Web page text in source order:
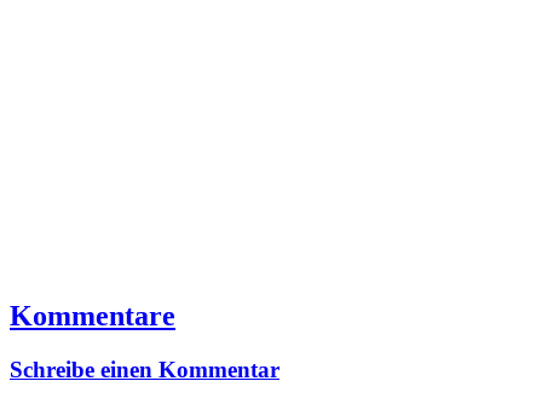
Kommentare
Schreibe einen Kommentar